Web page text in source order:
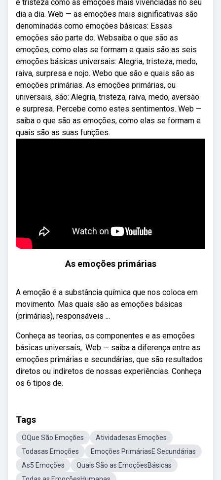
e tristeza como as emoções mais vivenciadas no seu
dia a dia. Web — as emoções mais significativas são
denominadas como emoções básicas: Essas
emoções são parte do. Websaiba o que são as
emoções, como elas se formam e quais são as seis
emoções básicas universais: Alegria, tristeza, medo,
raiva, surpresa e nojo. Webo que são e quais são as
emoções primárias. As emoções primárias, ou
universais, são: Alegria, tristeza, raiva, medo, aversão
e surpresa. Percebe como estes sentimentos. Web —
saiba o que são as emoções, como elas se formam e
quais são as suas funções.
As emoções primárias
A emoção é a substância química que nos coloca em
movimento. Mas quais são as emoções básicas
(primárias), responsáveis ...
Conheça as teorias, os componentes e as emoções
básicas universais,. Web — saiba a diferença entre as
emoções primárias e secundárias, que são resultados
diretos ou indiretos de nossas experiências. Conheça
os 6 tipos de.
Tags
OQue São Emoções
Atividadesas Emoções
Todasas Emoções
Emoções PrimáriasE Secundárias
As5 Emoções
Quais São as EmoçõesBásicas